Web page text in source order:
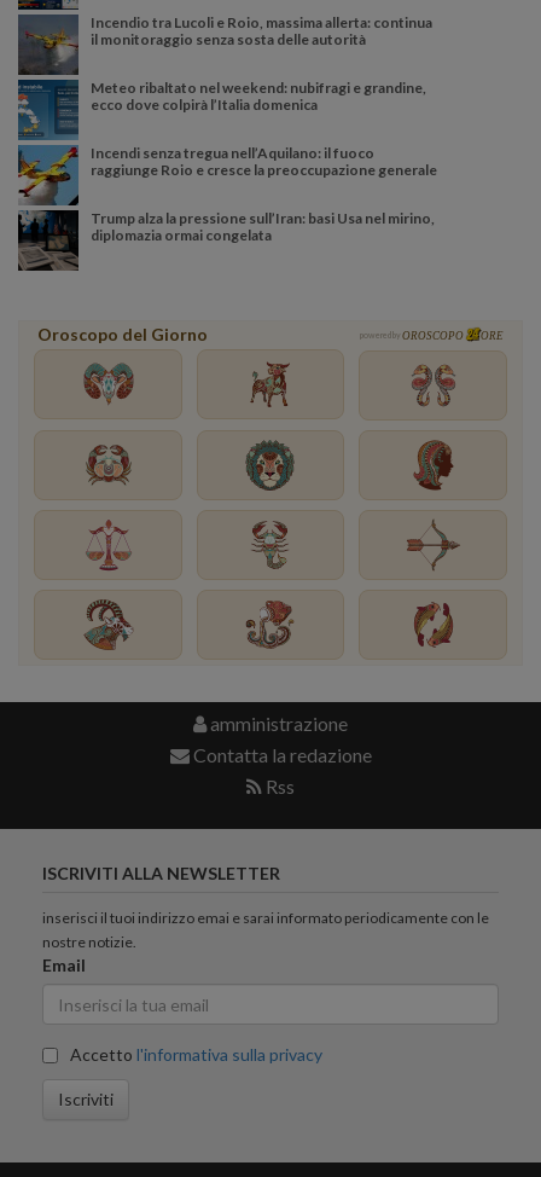
Incendio tra Lucoli e Roio, massima allerta: continua
il monitoraggio senza sosta delle autorità
Meteo ribaltato nel weekend: nubifragi e grandine,
ecco dove colpirà l’Italia domenica
Incendi senza tregua nell’Aquilano: il fuoco
raggiunge Roio e cresce la preoccupazione generale
Trump alza la pressione sull’Iran: basi Usa nel mirino,
diplomazia ormai congelata
Oroscopo del Giorno powered by OROSCOPO ORE
amministrazione
Contatta la redazione
Rss
ISCRIVITI ALLA NEWSLETTER
inserisci il tuoi indirizzo emai e sarai informato periodicamente con le
nostre notizie.
Email
Accetto l'informativa sulla privacy
Iscriviti